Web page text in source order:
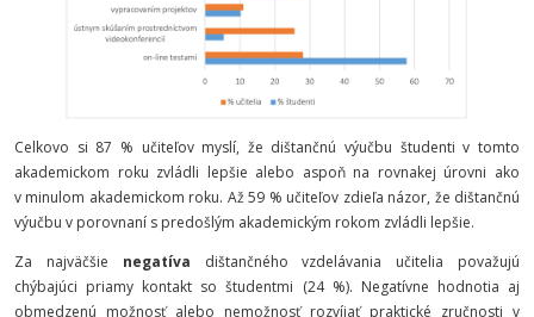
Celkovo si 87 % učiteľov myslí, že dištančnú výučbu študenti v tomto
akademickom roku zvládli lepšie alebo aspoň na rovnakej úrovni ako
v minulom akademickom roku. Až 59 % učiteľov zdieľa názor, že dištančnú
výučbu v porovnaní s predošlým akademickým rokom zvládli lepšie.
Za najväčšie negatíva dištančného vzdelávania učitelia považujú
chýbajúci priamy kontakt so študentmi (24 %). Negatívne hodnotia aj
obmedzenú možnosť alebo nemožnosť rozvíjať praktické zručnosti v